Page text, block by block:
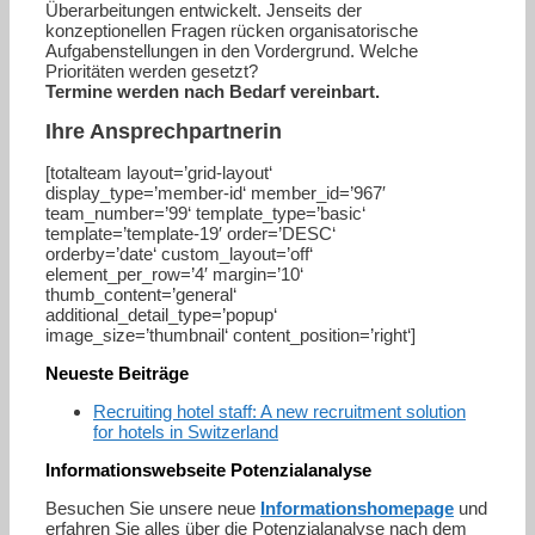
Überarbeitungen entwickelt. Jenseits der
konzeptionellen Fragen rücken organisatorische
Aufgabenstellungen in den Vordergrund. Welche
Prioritäten werden gesetzt?
Termine werden nach Bedarf vereinbart.
Ihre Ansprechpartnerin
[totalteam layout=’grid-layout‘
display_type=’member-id‘ member_id=’967′
team_number=’99‘ template_type=’basic‘
template=’template-19′ order=’DESC‘
orderby=’date‘ custom_layout=’off‘
element_per_row=’4′ margin=’10‘
thumb_content=’general‘
additional_detail_type=’popup‘
image_size=’thumbnail‘ content_position=’right‘]
Neueste Beiträge
Recruiting hotel staff: A new recruitment solution
for hotels in Switzerland
Informationswebseite Potenzialanalyse
Besuchen Sie unsere neue Informationshomepage und
erfahren Sie alles über die Potenzialanalyse nach dem